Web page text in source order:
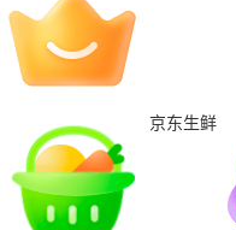
京东生鲜